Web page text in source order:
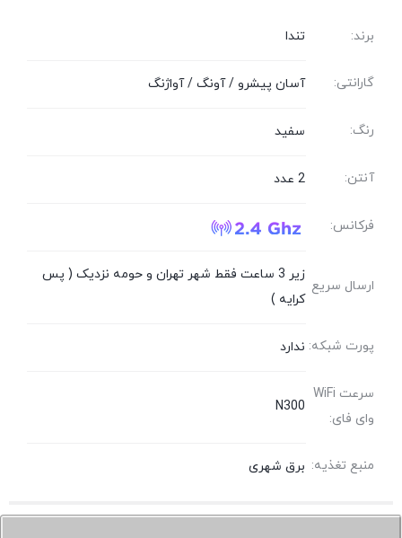
برند: تندا
گارانتی: آسان پیشرو / آونگ / آواژنگ
رنگ: سفید
آنتن: 2 عدد
فرکانس:
ارسال سریع
زیر 3 ساعت فقط شهر تهران و حومه نزدیک ( پس
کرایه )
پورت شبکه: ندارد
سرعت WiFi
وای فای:
N300
منبع تغذیه: برق شهری